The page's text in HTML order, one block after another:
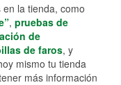
en la tienda, como
, pruebas de
de
de faros, y
mismo tu tienda
más información